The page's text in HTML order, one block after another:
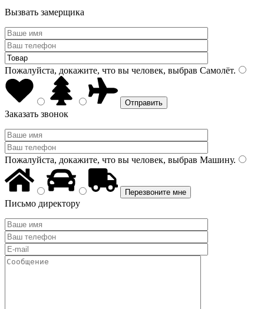
Вызвать замерщика
Пожалуйста, докажите, что вы человек, выбрав Самолёт.
Заказать звонок
Пожалуйста, докажите, что вы человек, выбрав Машину.
Письмо директору